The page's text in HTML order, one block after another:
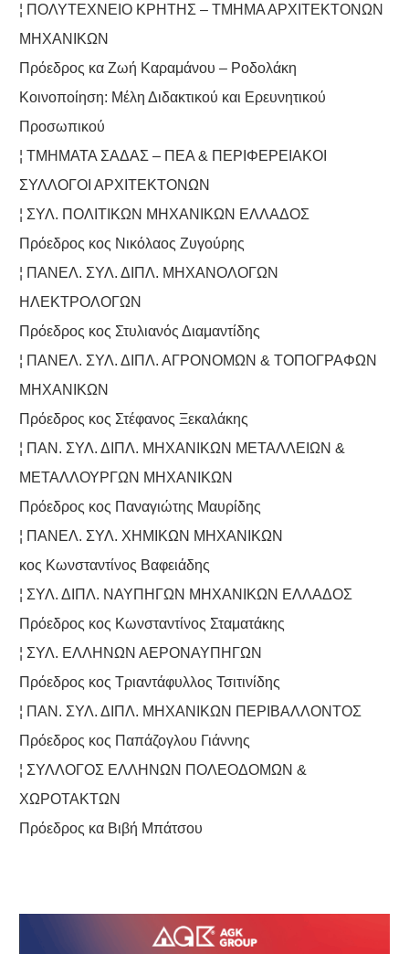
¦ ΠΟΛΥΤΕΧΝΕΙΟ ΚΡΗΤΗΣ – ΤΜΗΜΑ ΑΡΧΙΤΕΚΤΟΝΩΝ
ΜΗΧΑΝΙΚΩΝ
Πρόεδρος κα Ζωή Καραμάνου – Ροδολάκη
Κοινοποίηση: Μέλη Διδακτικού και Ερευνητικού
Προσωπικού
¦ ΤΜΗΜΑΤΑ ΣΑΔΑΣ – ΠΕΑ & ΠΕΡΙΦΕΡΕΙΑΚΟΙ
ΣΥΛΛΟΓΟΙ ΑΡΧΙΤΕΚΤΟΝΩΝ
¦ ΣΥΛ. ΠΟΛΙΤΙΚΩΝ ΜΗΧΑΝΙΚΩΝ ΕΛΛΑΔΟΣ
Πρόεδρος κος Νικόλαος Ζυγούρης
¦ ΠΑΝΕΛ. ΣΥΛ. ΔΙΠΛ. ΜΗΧΑΝΟΛΟΓΩΝ
ΗΛΕΚΤΡΟΛΟΓΩΝ
Πρόεδρος κος Στυλιανός Διαμαντίδης
¦ ΠΑΝΕΛ. ΣΥΛ. ΔΙΠΛ. ΑΓΡΟΝΟΜΩΝ & ΤΟΠΟΓΡΑΦΩΝ
ΜΗΧΑΝΙΚΩΝ
Πρόεδρος κος Στέφανος Ξεκαλάκης
¦ ΠΑΝ. ΣΥΛ. ΔΙΠΛ. ΜΗΧΑΝΙΚΩΝ ΜΕΤΑΛΛΕΙΩΝ &
ΜΕΤΑΛΛΟΥΡΓΩΝ ΜΗΧΑΝΙΚΩΝ
Πρόεδρος κος Παναγιώτης Μαυρίδης
¦ ΠΑΝΕΛ. ΣΥΛ. ΧΗΜΙΚΩΝ ΜΗΧΑΝΙΚΩΝ
κος Κωνσταντίνος Βαφειάδης
¦ ΣΥΛ. ΔΙΠΛ. ΝΑΥΠΗΓΩΝ ΜΗΧΑΝΙΚΩΝ ΕΛΛΑΔΟΣ
Πρόεδρος κος Κωνσταντίνος Σταματάκης
¦ ΣΥΛ. ΕΛΛΗΝΩΝ ΑΕΡΟΝΑΥΠΗΓΩΝ
Πρόεδρος κος Τριαντάφυλλος Τσιτινίδης
¦ ΠΑΝ. ΣΥΛ. ΔΙΠΛ. ΜΗΧΑΝΙΚΩΝ ΠΕΡΙΒΑΛΛΟΝΤΟΣ
Πρόεδρος κος Παπάζογλου Γιάννης
¦ ΣΥΛΛΟΓΟΣ ΕΛΛΗΝΩΝ ΠΟΛΕΟΔΟΜΩΝ &
ΧΩΡΟΤΑΚΤΩΝ
Πρόεδρος κα Βιβή Μπάτσου